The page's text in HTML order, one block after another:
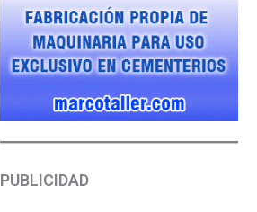
PUBLICIDAD